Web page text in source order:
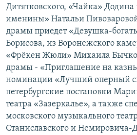
Дитятковского, «Чайка» Додина
именины» Натальи
драмы приедет «Девушка-
Борисова, из Воронежского
«Фрёкен Жюли» Михаила
драмы - «Приглашение на
номинации «Лучший оперный
петербургские постановки
театра «Зазеркалье», а также
московского музыкального
Станиславского и Немировича-